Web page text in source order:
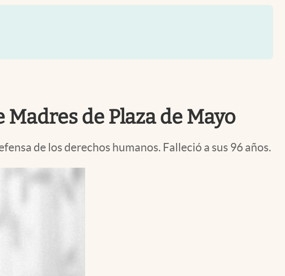
Uruguay
de Plaza de Mayo
de los derechos humanos. Falleció a sus 96 años.